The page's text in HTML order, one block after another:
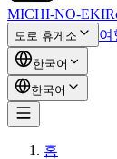
MICHI-NO-EKI
도로 휴게소 여
한국어
한국어
홈